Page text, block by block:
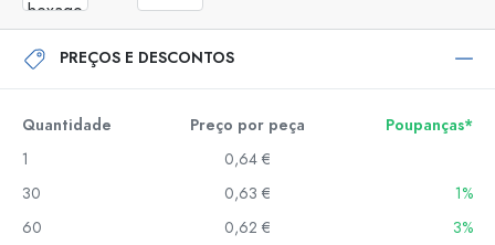
PREÇOS E DESCONTOS
Quantidade Preço por peça
Poupanças*
1
0,64 €
30
0,63 €
1%
60
0,62 €
3%